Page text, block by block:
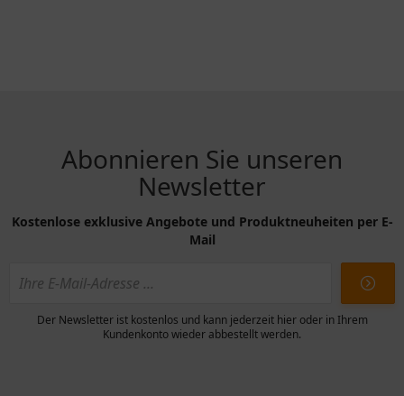
Abonnieren Sie unseren
Newsletter
Kostenlose exklusive Angebote und Produktneuheiten per E-
Mail
Der Newsletter ist kostenlos und kann jederzeit hier oder in Ihrem
Kundenkonto wieder abbestellt werden.